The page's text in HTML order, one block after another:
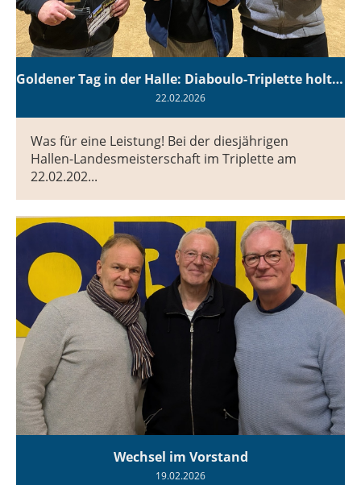
Goldener Tag in der Halle: Diaboulo-Triplette holt NRW-Landesmeistertitel! 🏆
22.02.2026
Was für eine Leistung! Bei der diesjährigen
Hallen-Landesmeisterschaft im Triplette am
22.02.202...
Wechsel im Vorstand
19.02.2026